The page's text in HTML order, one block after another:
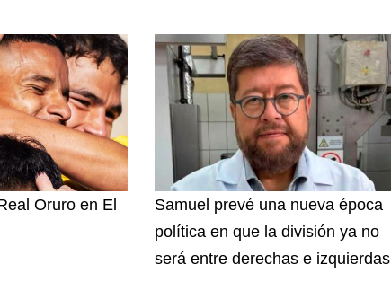
Oruro en El
Samuel prevé una nueva época
política en que la división ya no
será entre derechas e izquierdas